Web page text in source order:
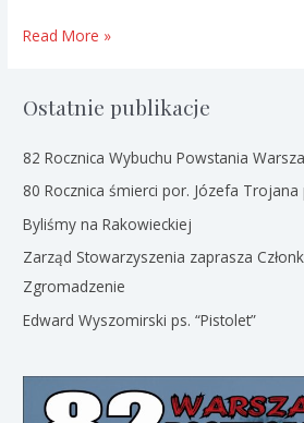
13
!!!
Read More »
Ostatnie publikacje
82 Rocznica Wybuchu Powstania
80 Rocznica śmierci por. Józefa Trojana
Byliśmy na Rakowieckiej
Zarząd Stowarzyszenia zaprasza
Zgromadzenie
Edward Wyszomirski ps. “Pistolet”